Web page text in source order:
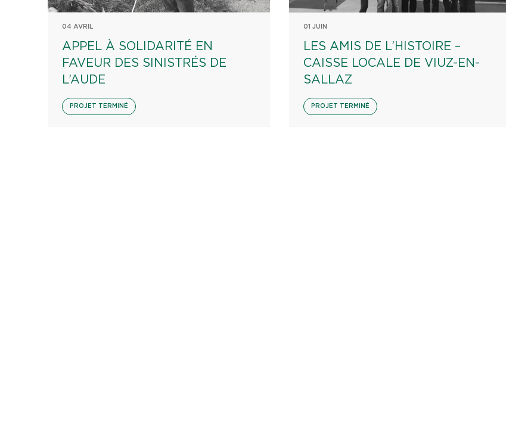
04 AVRIL
APPEL À SOLIDARITÉ EN
FAVEUR DES SINISTRÉS DE
L’AUDE
PROJET TERMINÉ
01 JUIN
LES AMIS DE L’HISTOIRE –
CAISSE LOCALE DE VIUZ-EN-
SALLAZ
PROJET TERMINÉ